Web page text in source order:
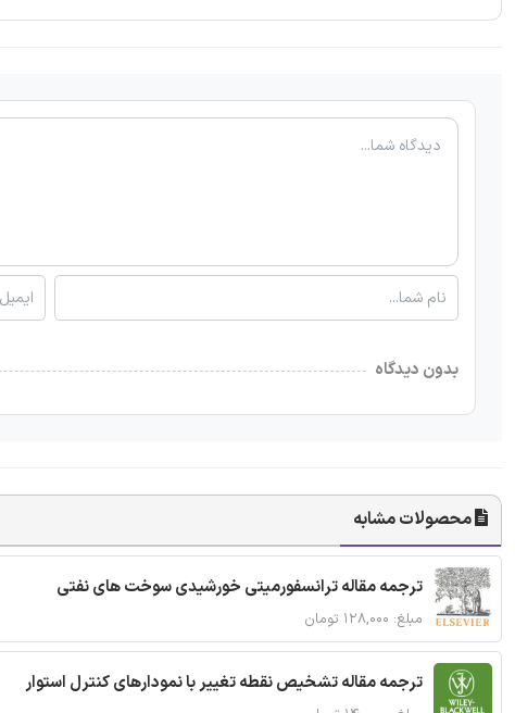
بدون دیدگاه
محصولات مشابه
ترجمه مقاله ترانسفورمیتی خورشیدی سوخت های نفتی
مبلغ: ۱۲۸,۰۰۰ تومان
ترجمه مقاله تشخیص نقطه تغییر با نمودارهای کنترل استوار